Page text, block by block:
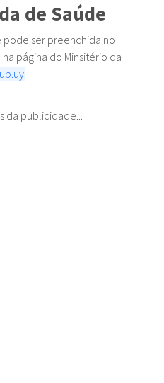
de Saúde
pode ser preenchida no
na página do Minsitério da
da publicidade...